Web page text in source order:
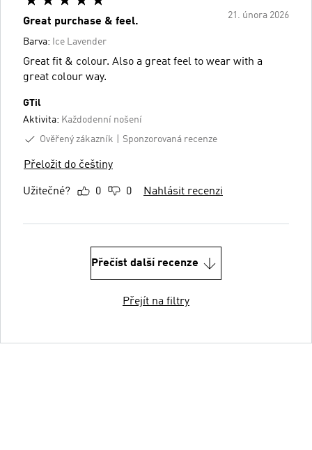
21. února 2026
Great purchase & feel.
Barva: Ice Lavender
Great fit & colour. Also a great feel to wear with a
great colour way.
GTil
Aktivita: Každodenní nošení
Ověřený zákazník
Sponzorovaná recenze
Přeložit do češtiny
Užitečné? 0 0 Nahlásit recenzi
Přečíst další recenze
Přejít na filtry